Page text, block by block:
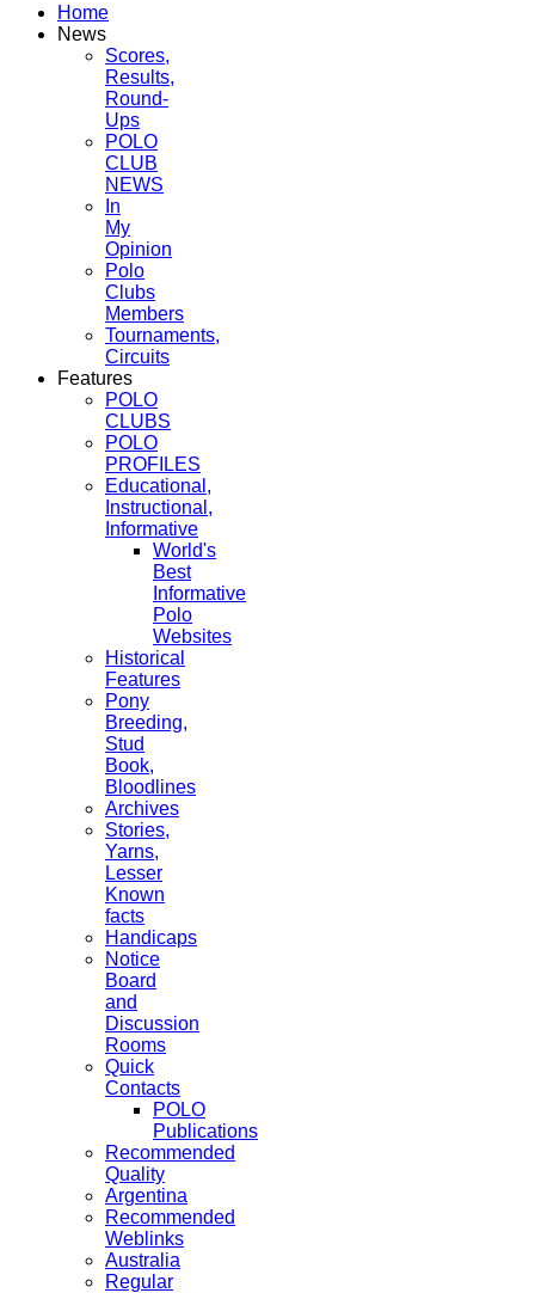
Home
News
Scores,
Results,
Round-
Ups
POLO
CLUB
NEWS
In
My
Opinion
Polo
Clubs
Members
Tournaments,
Circuits
Features
POLO
CLUBS
POLO
PROFILES
Educational,
Instructional,
Informative
World's
Best
Informative
Polo
Websites
Historical
Features
Pony
Breeding,
Stud
Book,
Bloodlines
Archives
Stories,
Yarns,
Lesser
Known
facts
Handicaps
Notice
Board
and
Discussion
Rooms
Quick
Contacts
POLO
Publications
Recommended
Quality
Argentina
Recommended
Weblinks
Australia
Regular